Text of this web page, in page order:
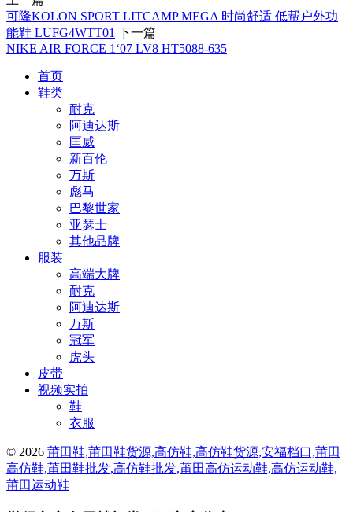
可隆KOLON SPORT LITCAMP MEGA 时尚舒适 低帮户外功
能鞋 LUFG4WTT01 下一篇
NIKE AIR FORCE 1‘07 LV8 HT5088-635
首页
鞋类
耐克
阿迪达斯
匡威
新百伦
万斯
彪马
巴黎世家
亚瑟士
其他品牌
服装
高端大牌
耐克
阿迪达斯
万斯
冠军
虎头
皮带
视频实拍
鞋
衣服
© 2026 莆田鞋,莆田鞋货源,高仿鞋,高仿鞋货源,安福档口,莆田
高仿鞋,莆田鞋批发,高仿鞋批发,莆田高仿运动鞋,高仿运动鞋,
莆田运动鞋